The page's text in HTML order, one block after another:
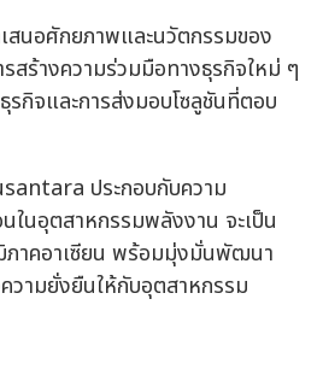
สนอศักยภาพและนวัตกรรมของ
สร้างความร่วมมือทางธุรกิจใหม่ ๆ
รกิจและการส่งมอบโซลูชันที่ตอบ
ประกอบกับความ
ในอุตสาหกรรมพลังงาน จะเป็น
ภาคอาเซียน พร้อมมุ่งมั่นพัฒนา
วามยั่งยืนให้กับอุตสาหกรรม